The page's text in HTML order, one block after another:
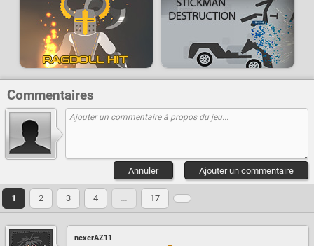
Commentaires
Ajouter un commentaire
Annuler
1 2 3 4 … 17
nexerAZ11